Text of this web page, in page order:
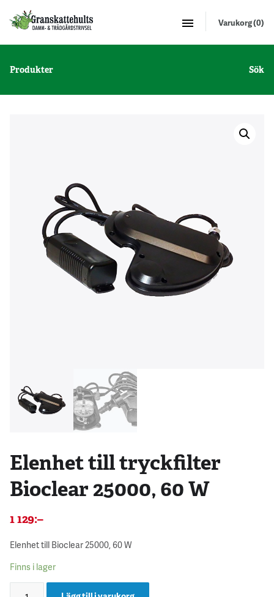
Varukorg (0)
Produkter Sök
Elenhet till tryckfilter
Bioclear 25000, 60 W
1 129:–
Elenhet till Bioclear 25000, 60 W
Finns i lager